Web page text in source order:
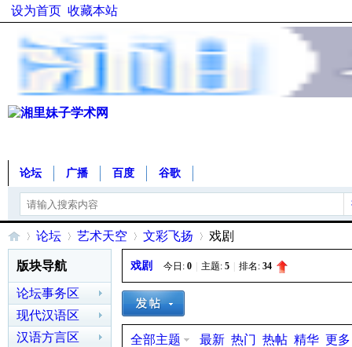
设为首页 收藏本站
论坛 广播 百度 谷歌
湘»
论坛
›
艺术天空
›
文彩飞扬 戏剧
版块导航
论坛事务区
现代汉语区
汉语方言区
戏剧 今日: 0 主题: 5 排名: 34
全部主题 最新 热门 热帖 精华 更多